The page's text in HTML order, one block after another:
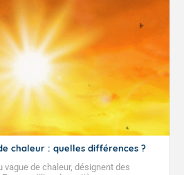
chaleur : quelles différences ?
de chaleur, désignent des